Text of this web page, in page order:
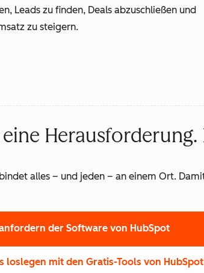
Leads zu finden, Deals abzuschließen und
zu steigern.
alles – und jeden – an einem Ort.
der Software von HubSpot
loslegen mit den Gratis-Tools von HubSpot